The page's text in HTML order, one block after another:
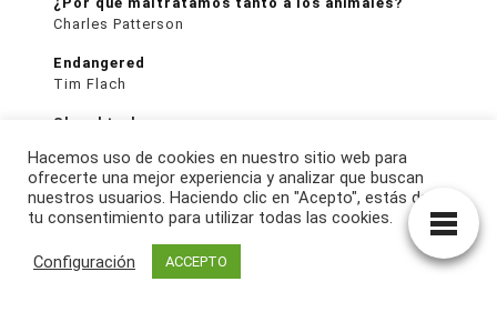
Charles Patterson
Endangered
Tim Flach
Slaughterhouse
Hacia un futuro vegano
Tobias Leenaert
Manifiesto Animalista
Corine Pelluchon
Hacemos uso de cookies en nuestro sitio web para
ofrecerte una mejor experiencia y analizar que buscan
nuestros usuarios. Haciendo clic en "Acepto", estás dando
tu consentimiento para utilizar todas las cookies.
Configuración ACCEPTO